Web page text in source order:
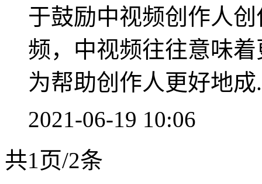
于鼓励中视频创作人
频，中视频往往意味
为帮助创作人更好地成
2021-06-19 10:06
共1页/2条